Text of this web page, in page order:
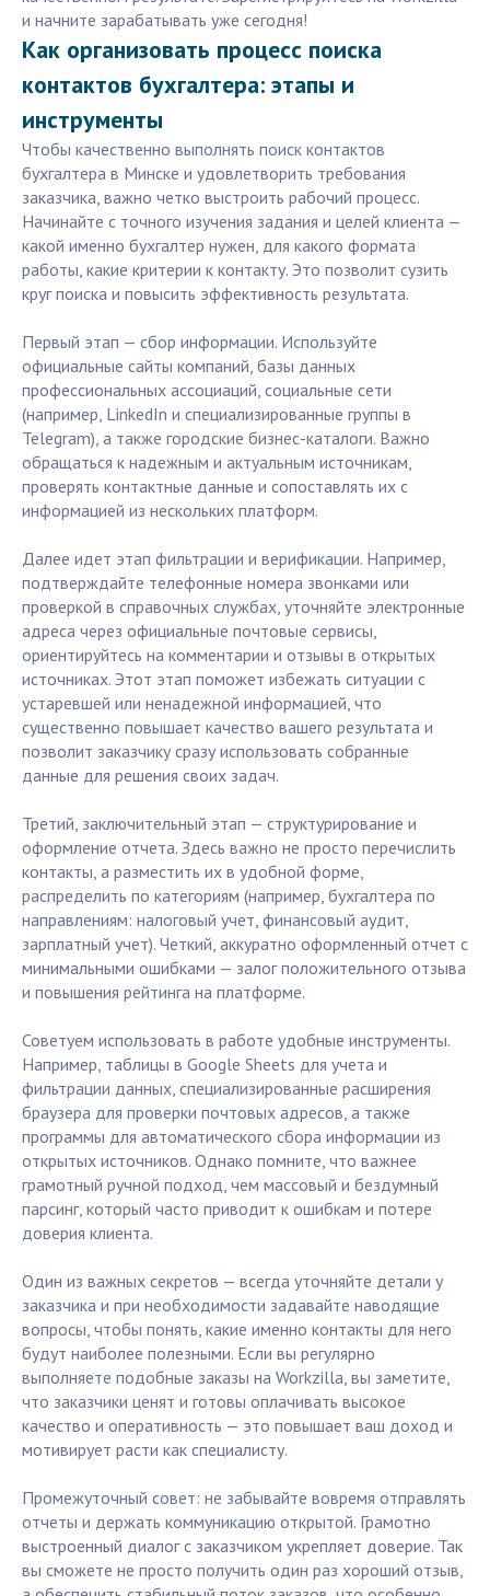
и начните зарабатывать уже сегодня!
Как организовать процесс поиска
контактов бухгалтера: этапы и
инструменты
Чтобы качественно выполнять поиск контактов
бухгалтера в Минске и удовлетворить требования
заказчика, важно четко выстроить рабочий процесс.
Начинайте с точного изучения задания и целей клиента —
какой именно бухгалтер нужен, для какого формата
работы, какие критерии к контакту. Это позволит сузить
круг поиска и повысить эффективность результата.
Первый этап — сбор информации. Используйте
официальные сайты компаний, базы данных
профессиональных ассоциаций, социальные сети
(например, LinkedIn и специализированные группы в
Telegram), а также городские бизнес-каталоги. Важно
обращаться к надежным и актуальным источникам,
проверять контактные данные и сопоставлять их с
информацией из нескольких платформ.
Далее идет этап фильтрации и верификации. Например,
подтверждайте телефонные номера звонками или
проверкой в справочных службах, уточняйте электронные
адреса через официальные почтовые сервисы,
ориентируйтесь на комментарии и отзывы в открытых
источниках. Этот этап поможет избежать ситуации с
устаревшей или ненадежной информацией, что
существенно повышает качество вашего результата и
позволит заказчику сразу использовать собранные
данные для решения своих задач.
Третий, заключительный этап — структурирование и
оформление отчета. Здесь важно не просто перечислить
контакты, а разместить их в удобной форме,
распределить по категориям (например, бухгалтера по
направлениям: налоговый учет, финансовый аудит,
зарплатный учет). Четкий, аккуратно оформленный отчет с
минимальными ошибками — залог положительного отзыва
и повышения рейтинга на платформе.
Советуем использовать в работе удобные инструменты.
Например, таблицы в Google Sheets для учета и
фильтрации данных, специализированные расширения
браузера для проверки почтовых адресов, а также
программы для автоматического сбора информации из
открытых источников. Однако помните, что важнее
грамотный ручной подход, чем массовый и бездумный
парсинг, который часто приводит к ошибкам и потере
доверия клиента.
Один из важных секретов — всегда уточняйте детали у
заказчика и при необходимости задавайте наводящие
вопросы, чтобы понять, какие именно контакты для него
будут наиболее полезными. Если вы регулярно
выполняете подобные заказы на Workzilla, вы заметите,
что заказчики ценят и готовы оплачивать высокое
качество и оперативность — это повышает ваш доход и
мотивирует расти как специалисту.
Промежуточный совет: не забывайте вовремя отправлять
отчеты и держать коммуникацию открытой. Грамотно
выстроенный диалог с заказчиком укрепляет доверие. Так
вы сможете не просто получить один раз хороший отзыв,